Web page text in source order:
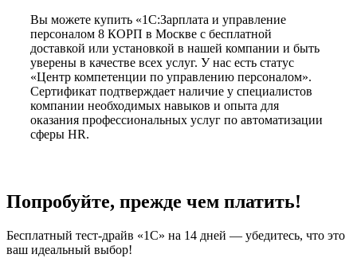
Вы можете купить «1С:Зарплата и управление
персоналом 8 КОРП в Москве с бесплатной
доставкой или установкой в нашей компании и быть
уверены в качестве всех услуг. У нас есть статус
«Центр компетенции по управлению персоналом».
Сертификат подтверждает наличие у специалистов
компании необходимых навыков и опыта для
оказания профессиональных услуг по автоматизации
сферы HR.
Попробуйте, прежде чем платить!
Бесплатный тест-драйв «1С» на 14 дней — убедитесь, что это
ваш идеальный выбор!